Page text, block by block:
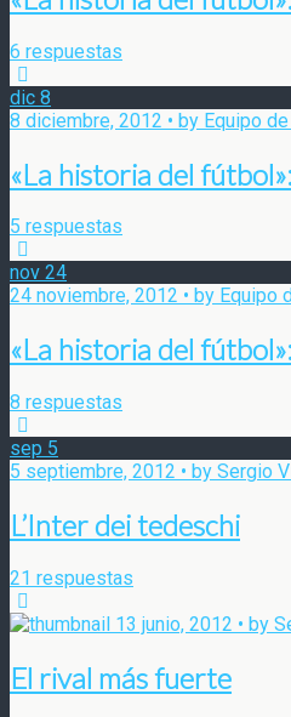
6 respuestas
dic 8
8 diciembre, 2012 • by Equipo
«La historia del
5 respuestas
nov 24
24 noviembre, 2012 • by Equipo
«La historia del
8 respuestas
sep 5
5 septiembre, 2012 • by Sergio
L’Inter dei tedeschi
21 respuestas
13 junio, 2012 • by
El rival más fuerte